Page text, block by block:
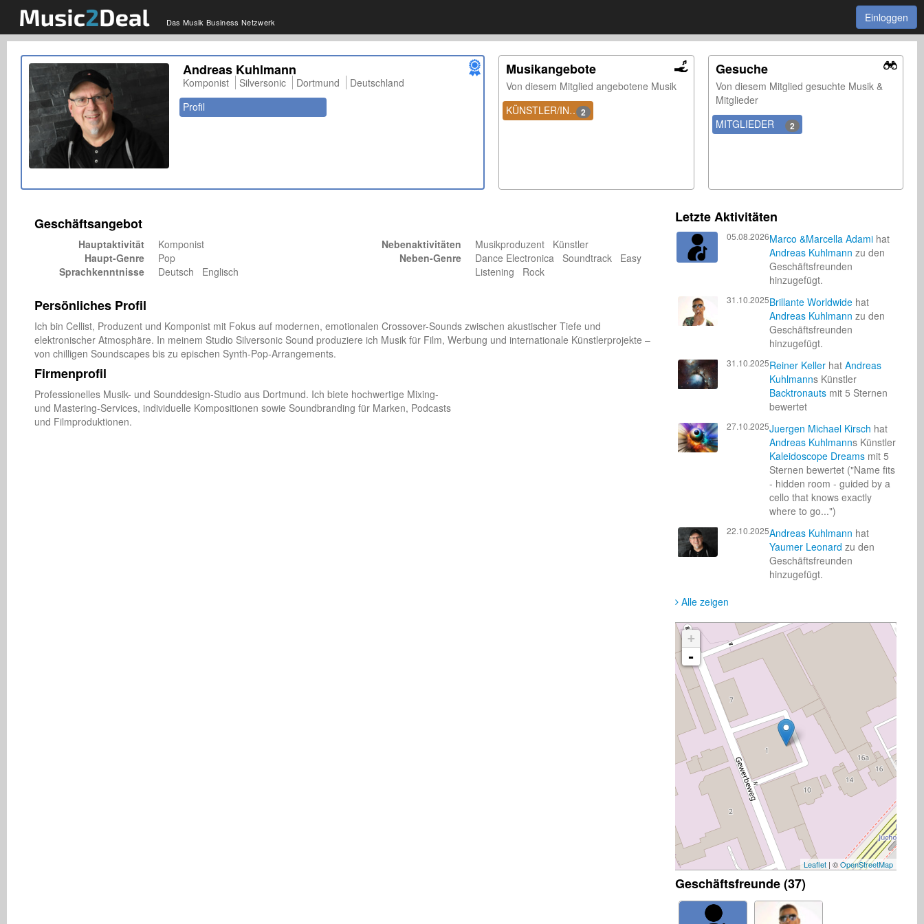
Das Musik Business Netzwerk Einloggen
Andreas Kuhlmann
Komponist Silversonic Dortmund
Deutschland
Profil
Musikangebote
Von diesem Mitglied angebotene Musik
KÜNSTLER/INNEN2
Gesuche
Von diesem Mitglied gesuchte Musik &
Mitglieder
MITGLIEDER
2
Geschäftsangebot
Hauptaktivität
Komponist
Haupt-Genre
Pop
Sprachkenntnisse
Deutsch Englisch
Nebenaktivitäten
Musikproduzent Künstler
Neben-Genre
Dance Electronica Soundtrack Easy
Listening Rock
Persönliches Profil
Ich bin Cellist, Produzent und Komponist mit Fokus auf modernen, emotionalen Crossover-Sounds zwischen akustischer Tiefe und
elektronischer Atmosphäre. In meinem Studio Silversonic Sound produziere ich Musik für Film, Werbung und internationale Künstlerprojekte –
von chilligen Soundscapes bis zu epischen Synth-Pop-Arrangements.
Firmenprofil
Professionelles Musik- und Sounddesign-Studio aus Dortmund. Ich biete hochwertige Mixing-
und Mastering-Services, individuelle Kompositionen sowie Soundbranding für Marken, Podcasts
und Filmproduktionen.
Letzte Aktivitäten
05.08.2026Marco &Marcella Adamihat
Andreas Kuhlmann zu den
Geschäftsfreunden
hinzugefügt.
31.10.2025Brillante Worldwidehat
Andreas Kuhlmann zu den
Geschäftsfreunden
hinzugefügt.
31.10.2025Reiner Kellerhat Andreas
Kuhlmanns Künstler
Backtronautsmit 5 Sternen
bewertet
27.10.2025Juergen Michael Kirsch hat
Andreas Kuhlmanns Künstler
Kaleidoscope Dreamsmit 5
Sternen bewertet ("Name fits
- hidden room - guided by a
cello that knows exactly
where to go...")
22.10.2025Andreas Kuhlmann hat
Yaumer Leonard zu den
Geschäftsfreunden
hinzugefügt.
Alle zeigen
+
-
Leaflet| ©OpenStreetMap
Geschäftsfreunde (37)